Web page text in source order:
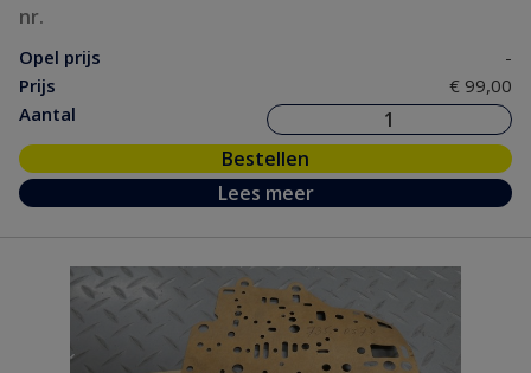
nr.
Opel prijs
-
Prijs
€ 99,00
Aantal
Bestellen
Lees meer